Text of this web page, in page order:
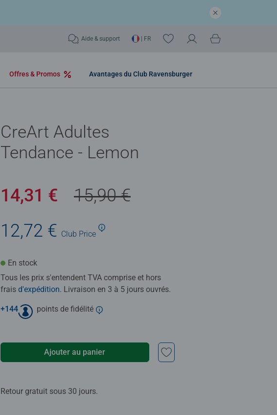
Aide & support | FR
Offres & Promos Avantages du Club Ravensburger
CreArt Adultes
Tendance - Lemon
14,31 €
15,90 €
12,72 € Club Price
En stock
Tous les prix s'entendent TVA comprise et hors
frais d'expédition. Livraison en 3 à 5 jours ouvrés.
+144 points de fidélité
Ajouter au panier
Retour gratuit sous 30 jours.